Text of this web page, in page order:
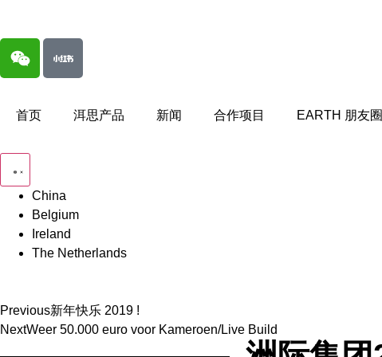
首页 洱思产品 新闻 合作项目 EARTH 朋友圈
China
Belgium
Ireland
The Netherlands
Previous新年快乐 2019 !
NextWeer 50.000 euro voor Kameroen/Live Build